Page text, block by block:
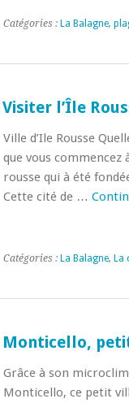
Catégories : La Balagne,
Visiter l’Île
Ville d’Ile Rousse
que vous commencez
rousse qui à été
Cette cité de …
Catégories : La Balagne, La
Monticello,
Grâce à son
Monticello, ce petit